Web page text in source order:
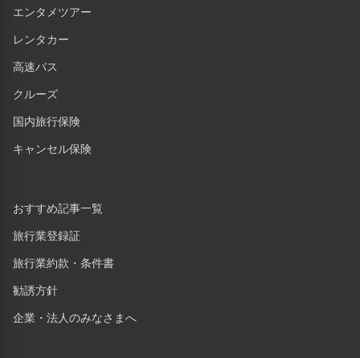
エンタメツアー
レンタカー
高速バス
クルーズ
国内旅行保険
キャンセル保険
おすすめ記事一覧
旅行業登録証
旅行業約款・条件書
勧誘方針
企業・法人のみなさまへ